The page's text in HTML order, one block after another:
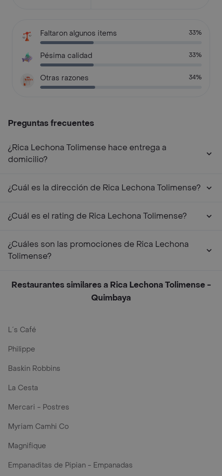
Faltaron algunos items 33%
Pésima calidad 33%
Otras razones 34%
Preguntas frecuentes
¿Rica Lechona Tolimense hace entrega a
domicilio?
¿Cuál es la dirección de Rica Lechona Tolimense?
¿Cuál es el rating de Rica Lechona Tolimense?
¿Cuáles son las promociones de Rica Lechona
Tolimense?
Restaurantes similares a Rica Lechona Tolimense -
Quimbaya
L´s Café
Philippe
Baskin Robbins
La Cesta
Mercari - Postres
Myriam Camhi Co
Magnifique
Empanaditas de Pipian - Empanadas